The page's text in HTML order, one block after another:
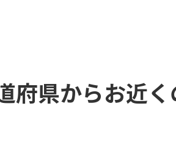
府県からお近